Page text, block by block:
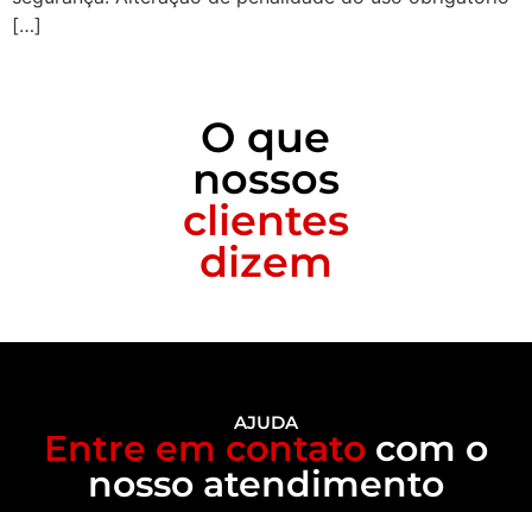
[…]
O que
nossos
clientes
dizem
AJUDA
Entre em contato com o
nosso atendimento